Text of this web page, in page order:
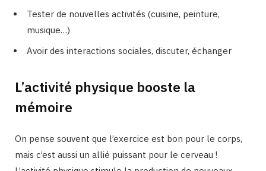
Tester de nouvelles activités (cuisine, peinture,
musique…)
Avoir des interactions sociales, discuter, échanger
L’activité physique booste la
mémoire
On pense souvent que l’exercice est bon pour le corps,
mais c’est aussi un allié puissant pour le cerveau !